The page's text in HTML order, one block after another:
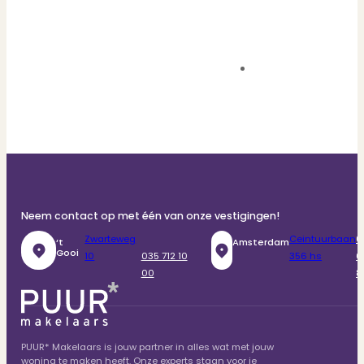
Neem contact op met één van onze vestigingen!
‘t
Gooi
Zwarteweg
10
035 712 10
00
AmsterdamCeintuurbaan
356 hs
PUUR* Makelaars is jouw partner in alles wat met jouw
woning te maken heeft. Onze experts staan voor je